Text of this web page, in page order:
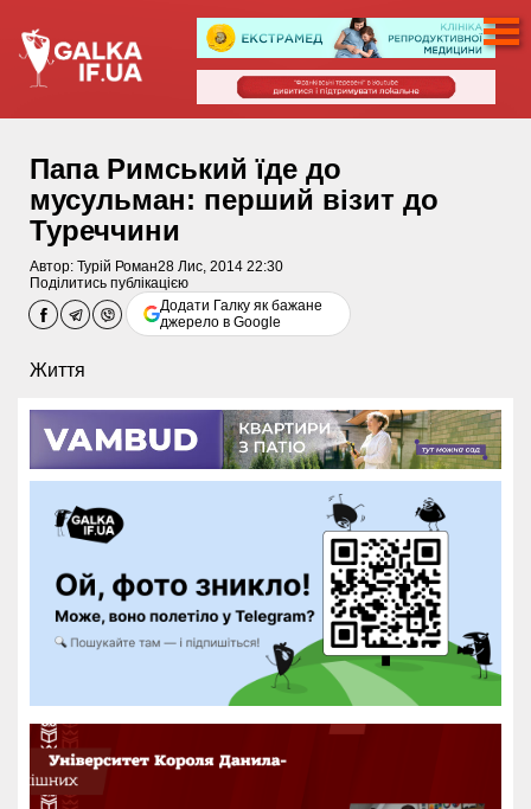
Папа Римський їде до
мусульман: перший візит до
Туреччини
Автор: Турій Роман28 Лис, 2014 22:30
Поділитись публікацією
Додати Галку як бажане
джерело в Google
Життя